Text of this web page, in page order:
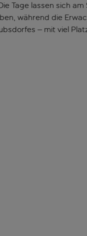
Tage lassen sich
während die
– mit viel